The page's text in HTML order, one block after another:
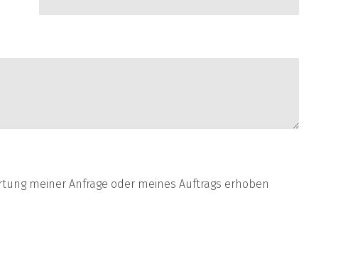
meiner Anfrage oder meines Auftrags erhoben